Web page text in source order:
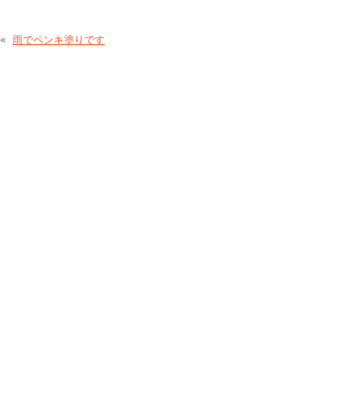
« 雨でペンキ塗りです